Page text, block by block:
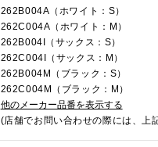
262B004A（ホワイト：S）
262C004A（ホワイト：M）
262B004I（サックス：S）
262C004I（サックス：M）
262B004M（ブラック：S）
262C004M（ブラック：M）
他のメーカー品番を表示する
(店舗でお問い合わせの際には、上